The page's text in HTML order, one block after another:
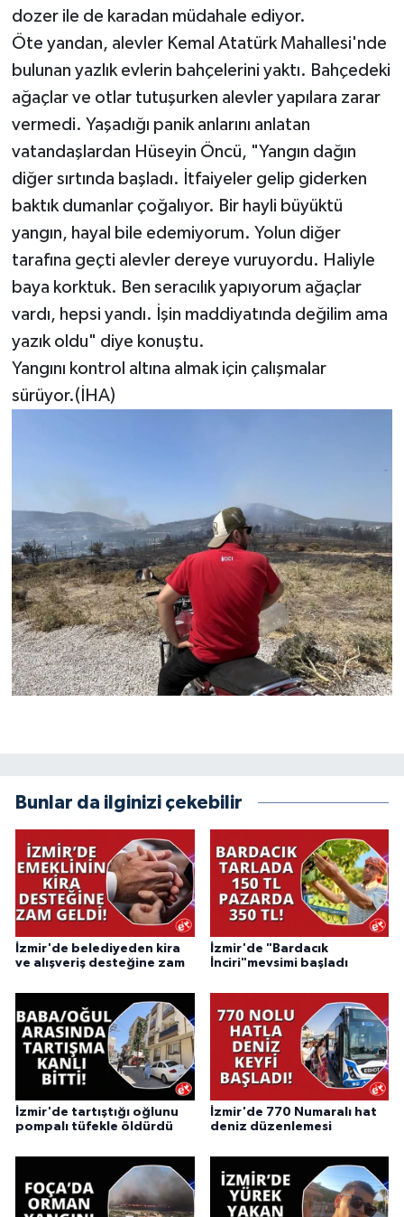
dozer ile de karadan müdahale ediyor.
Öte yandan, alevler Kemal Atatürk Mahallesi'nde
bulunan yazlık evlerin bahçelerini yaktı. Bahçedeki
ağaçlar ve otlar tutuşurken alevler yapılara zarar
vermedi. Yaşadığı panik anlarını anlatan
vatandaşlardan Hüseyin Öncü, "Yangın dağın
diğer sırtında başladı. İtfaiyeler gelip giderken
baktık dumanlar çoğalıyor. Bir hayli büyüktü
yangın, hayal bile edemiyorum. Yolun diğer
tarafına geçti alevler dereye vuruyordu. Haliyle
baya korktuk. Ben seracılık yapıyorum ağaçlar
vardı, hepsi yandı. İşin maddiyatında değilim ama
yazık oldu" diye konuştu.
Yangını kontrol altına almak için çalışmalar
sürüyor.(İHA)
Bunlar da ilginizi çekebilir
İzmir'de belediyeden kira
ve alışveriş desteğine zam
İzmir'de "Bardacık
İnciri"mevsimi başladı
İzmir'de tartıştığı oğlunu
pompalı tüfekle öldürdü
İzmir'de 770 Numaralı hat
deniz düzenlemesi